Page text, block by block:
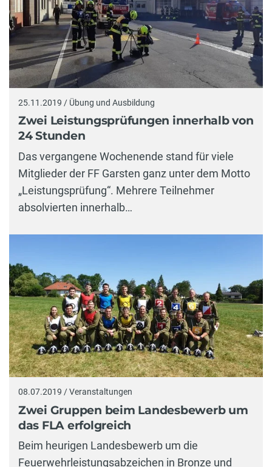
25.11.2019 / Übung und Ausbildung
Zwei Leistungsprüfungen innerhalb von
24 Stunden
Das vergangene Wochenende stand für viele
Mitglieder der FF Garsten ganz unter dem Motto
„Leistungsprüfung“. Mehrere Teilnehmer
absolvierten innerhalb…
08.07.2019 / Veranstaltungen
Zwei Gruppen beim Landesbewerb um
das FLA erfolgreich
Beim heurigen Landesbewerb um die
Feuerwehrleistungsabzeichen in Bronze und